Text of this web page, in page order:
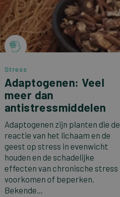
Stress
Adaptogenen: Veel
meer dan
antistressmiddelen
Adaptogenen zijn planten die de
reactie van het lichaam en de
geest op stress in evenwicht
houden en de schadelijke
effecten van chronische stress
voorkomen of beperken.
Bekende...